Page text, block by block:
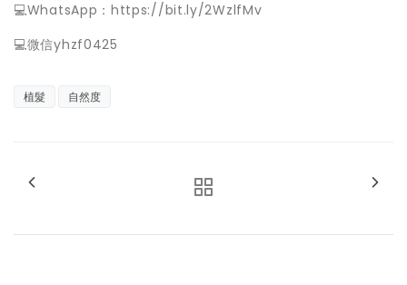
💻WhatsApp：https://bit.ly/2WzlfMv
💻微信yhzf0425
植髮 自然度